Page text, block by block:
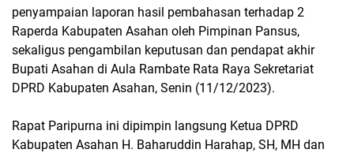
penyampaian laporan hasil pembahasan terhadap 2
Raperda Kabupaten Asahan oleh Pimpinan Pansus,
sekaligus pengambilan keputusan dan pendapat akhir
Bupati Asahan di Aula Rambate Rata Raya Sekretariat
DPRD Kabupaten Asahan, Senin (11/12/2023).
Rapat Paripurna ini dipimpin langsung Ketua DPRD
Kabupaten Asahan H. Baharuddin Harahap, SH, MH dan